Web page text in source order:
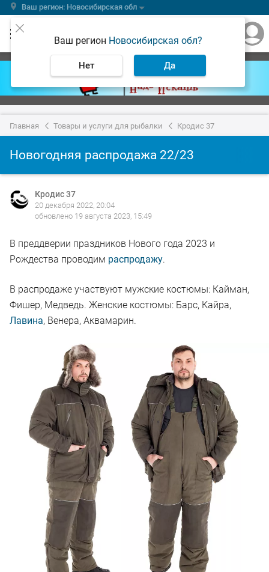
Ваш регион: Новосибирская обл
Ваш регион Новосибирская обл?
Нет Да
Главная Товары и услуги для рыбалки Кродис 37
Новогодняя распродажа 22/23
Кродис 37
20 декабря 2022, 20:04
обновлено 19 августа 2023, 15:49
В преддверии праздников Нового года 2023 и
Рождества проводим распродажу.
В распродаже участвуют мужские костюмы: Кайман,
Фишер, Медведь. Женские костюмы: Барс, Кайра,
Лавина, Венера, Аквамарин.